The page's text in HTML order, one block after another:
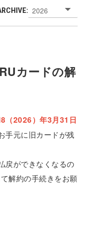
カードの解
（2026）年3月31日
手元に旧カードが残
戻ができなくなるの
解約の手続きをお願